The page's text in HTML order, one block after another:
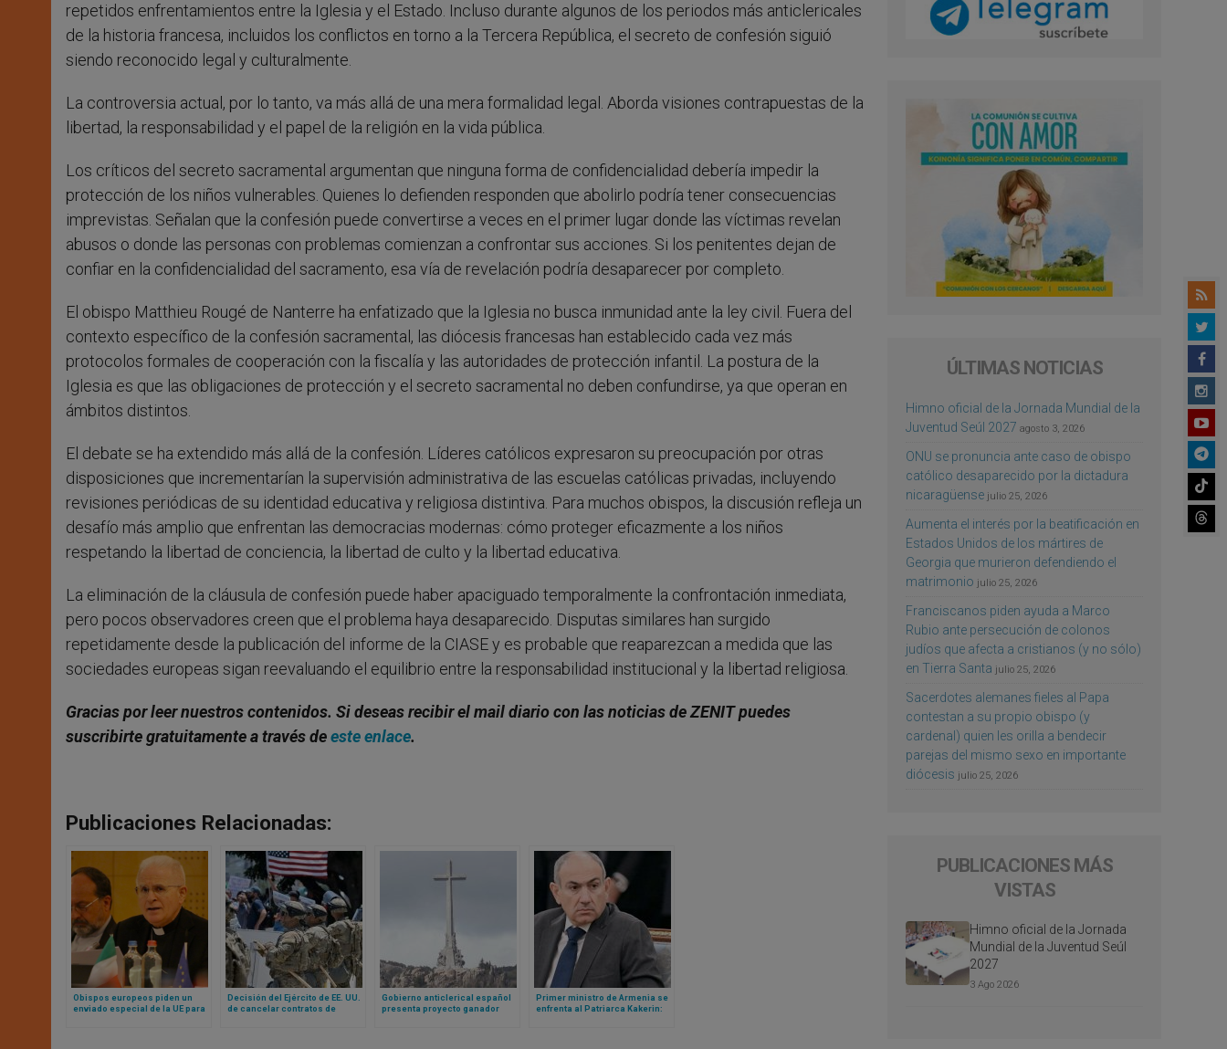
repetidos enfrentamientos entre la Iglesia y el Estado. Incluso durante algunos de los periodos más anticlericales
de la historia francesa, incluidos los conflictos en torno a la Tercera República, el secreto de confesión siguió
siendo reconocido legal y culturalmente.
La controversia actual, por lo tanto, va más allá de una mera formalidad legal. Aborda visiones contrapuestas de la
libertad, la responsabilidad y el papel de la religión en la vida pública.
Los críticos del secreto sacramental argumentan que ninguna forma de confidencialidad debería impedir la
protección de los niños vulnerables. Quienes lo defienden responden que abolirlo podría tener consecuencias
imprevistas. Señalan que la confesión puede convertirse a veces en el primer lugar donde las víctimas revelan
abusos o donde las personas con problemas comienzan a confrontar sus acciones. Si los penitentes dejan de
confiar en la confidencialidad del sacramento, esa vía de revelación podría desaparecer por completo.
El obispo Matthieu Rougé de Nanterre ha enfatizado que la Iglesia no busca inmunidad ante la ley civil. Fuera del
contexto específico de la confesión sacramental, las diócesis francesas han establecido cada vez más
protocolos formales de cooperación con la fiscalía y las autoridades de protección infantil. La postura de la
Iglesia es que las obligaciones de protección y el secreto sacramental no deben confundirse, ya que operan en
ámbitos distintos.
El debate se ha extendido más allá de la confesión. Líderes católicos expresaron su preocupación por otras
disposiciones que incrementarían la supervisión administrativa de las escuelas católicas privadas, incluyendo
revisiones periódicas de su identidad educativa y religiosa distintiva. Para muchos obispos, la discusión refleja un
desafío más amplio que enfrentan las democracias modernas: cómo proteger eficazmente a los niños
respetando la libertad de conciencia, la libertad de culto y la libertad educativa.
La eliminación de la cláusula de confesión puede haber apaciguado temporalmente la confrontación inmediata,
pero pocos observadores creen que el problema haya desaparecido. Disputas similares han surgido
repetidamente desde la publicación del informe de la CIASE y es probable que reaparezcan a medida que las
sociedades europeas sigan reevaluando el equilibrio entre la responsabilidad institucional y la libertad religiosa.
Gracias por leer nuestros contenidos. Si deseas recibir el mail diario con las noticias de ZENIT puedes
suscribirte gratuitamente a través deeste enlace.
Publicaciones Relacionadas:
Obispos europeos piden un
enviado especial de la UE para
Decisión del Ejército de EE. UU.
de cancelar contratos de
Gobierno anticlerical español
presenta proyecto ganador
Primer ministro de Armenia se
enfrenta al Patriarca Kakerin:
ÚLTIMAS NOTICIAS
Himno oficial de la Jornada Mundial de la
Juventud Seúl 2027 agosto 3, 2026
ONU se pronuncia ante caso de obispo
católico desaparecido por la dictadura
nicaragüense julio 25, 2026
Aumenta el interés por la beatificación en
Estados Unidos de los mártires de
Georgia que murieron defendiendo el
matrimonio julio 25, 2026
Franciscanos piden ayuda a Marco
Rubio ante persecución de colonos
judíos que afecta a cristianos (y no sólo)
en Tierra Santa julio 25, 2026
Sacerdotes alemanes fieles al Papa
contestan a su propio obispo (y
cardenal) quien les orilla a bendecir
parejas del mismo sexo en importante
diócesis julio 25, 2026
PUBLICACIONES MÁS
VISTAS
Himno oficial de la Jornada
Mundial de la Juventud Seúl
2027
3 Ago 2026